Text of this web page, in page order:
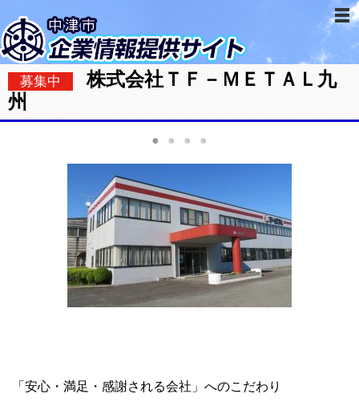
募集中
株式会社ＴＦ－ＭＥＴＡＬ九
州
● ● ● ●
「安心・満足・感謝される会社」へのこだわり